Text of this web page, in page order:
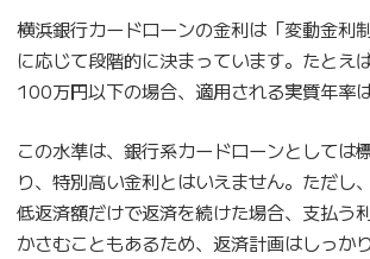
横浜銀行カードローンの金利は「変動金利
に応じて段階的に決まっています。たとえ
100万円以下の場合、適用される実質年率
この水準は、銀行系カードローンとしては
り、特別高い金利とはいえません。ただし
低返済額だけで返済を続けた場合、支払う
かさむこともあるため、返済計画はしっか